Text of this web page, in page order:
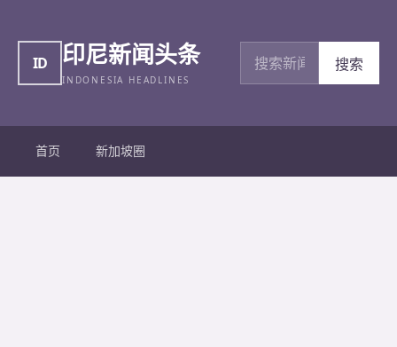
ID 印尼新闻头条
INDONESIA HEADLINES
搜索新闻
搜索
首页 新加坡圈